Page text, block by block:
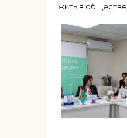
жить в обществе.